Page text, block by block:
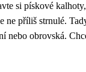
si pískové kalhoty,
ne příliš strnulé.
nebo obrovská.